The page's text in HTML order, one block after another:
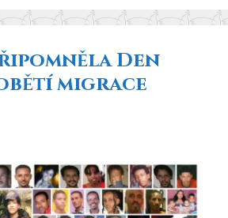
Den
migrace